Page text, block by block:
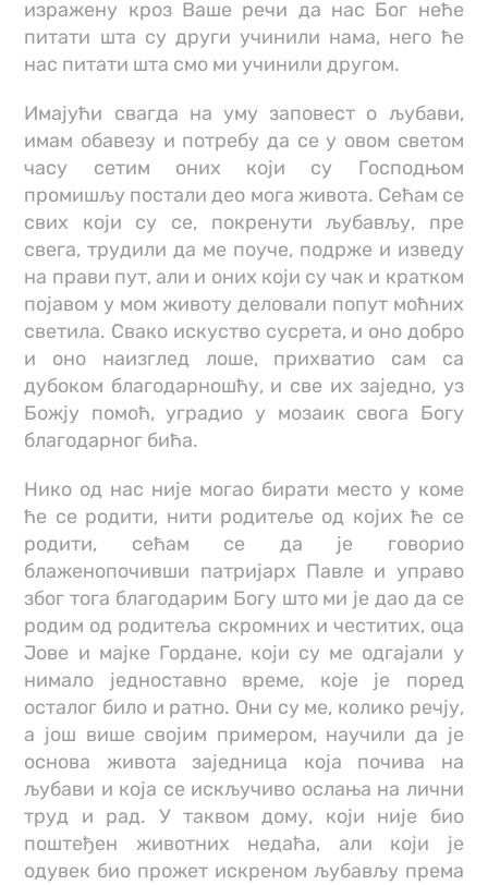
изражену кроз Ваше речи да нас Бог неће
питати шта су други учинили нама, него ће
нас питати шта смо ми учинили другом.
Имајући свагда на уму заповест о љубави,
имам обавезу и потребу да се у овом светом
часу сетим оних који су Господњом
промишљу постали део мога живота. Сећам се
свих који су се, покренути љубављу, пре
свега, трудили да ме поуче, подрже и изведу
на прави пут, али и оних који су чак и кратком
појавом у мом животу деловали попут моћних
светила. Свако искуство сусрета, и оно добро
и оно наизглед лоше, прихватио сам са
дубоком благодарношћу, и све их заједно, уз
Божју помоћ, уградио у мозаик свога Богу
благодарног бића.
Нико од нас није могао бирати место у коме
ће се родити, нити родитеље од којих ће се
родити, сећам се да је говорио
блаженопочивши патријарх Павле и управо
због тога благодарим Богу што ми је дао да се
родим од родитеља скромних и честитих, оца
Јове и мајке Гордане, који су ме одгајали у
нимало једноставно време, које је поред
осталог било и ратно. Они су ме, колико речју,
а још више својим примером, научили да је
основа живота заједница која почива на
љубави и која се искључиво ослања на лични
труд и рад. У таквом дому, који није био
поштеђен животних недаћа, али који је
одувек био прожет искреном љубављу према